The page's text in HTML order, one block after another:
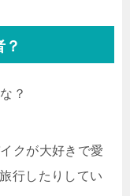
？
クが大好きで愛
行したりしてい